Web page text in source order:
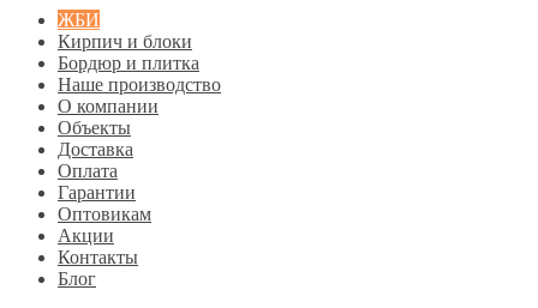
ЖБИ
Кирпич и блоки
Бордюр и плитка
Наше производство
О компании
Объекты
Доставка
Оплата
Гарантии
Оптовикам
Акции
Контакты
Блог